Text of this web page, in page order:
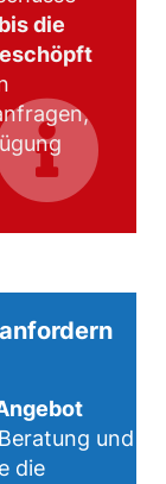
bis die
und
die